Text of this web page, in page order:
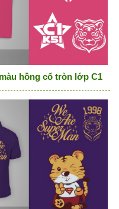
hồng cổ tròn lớp C1